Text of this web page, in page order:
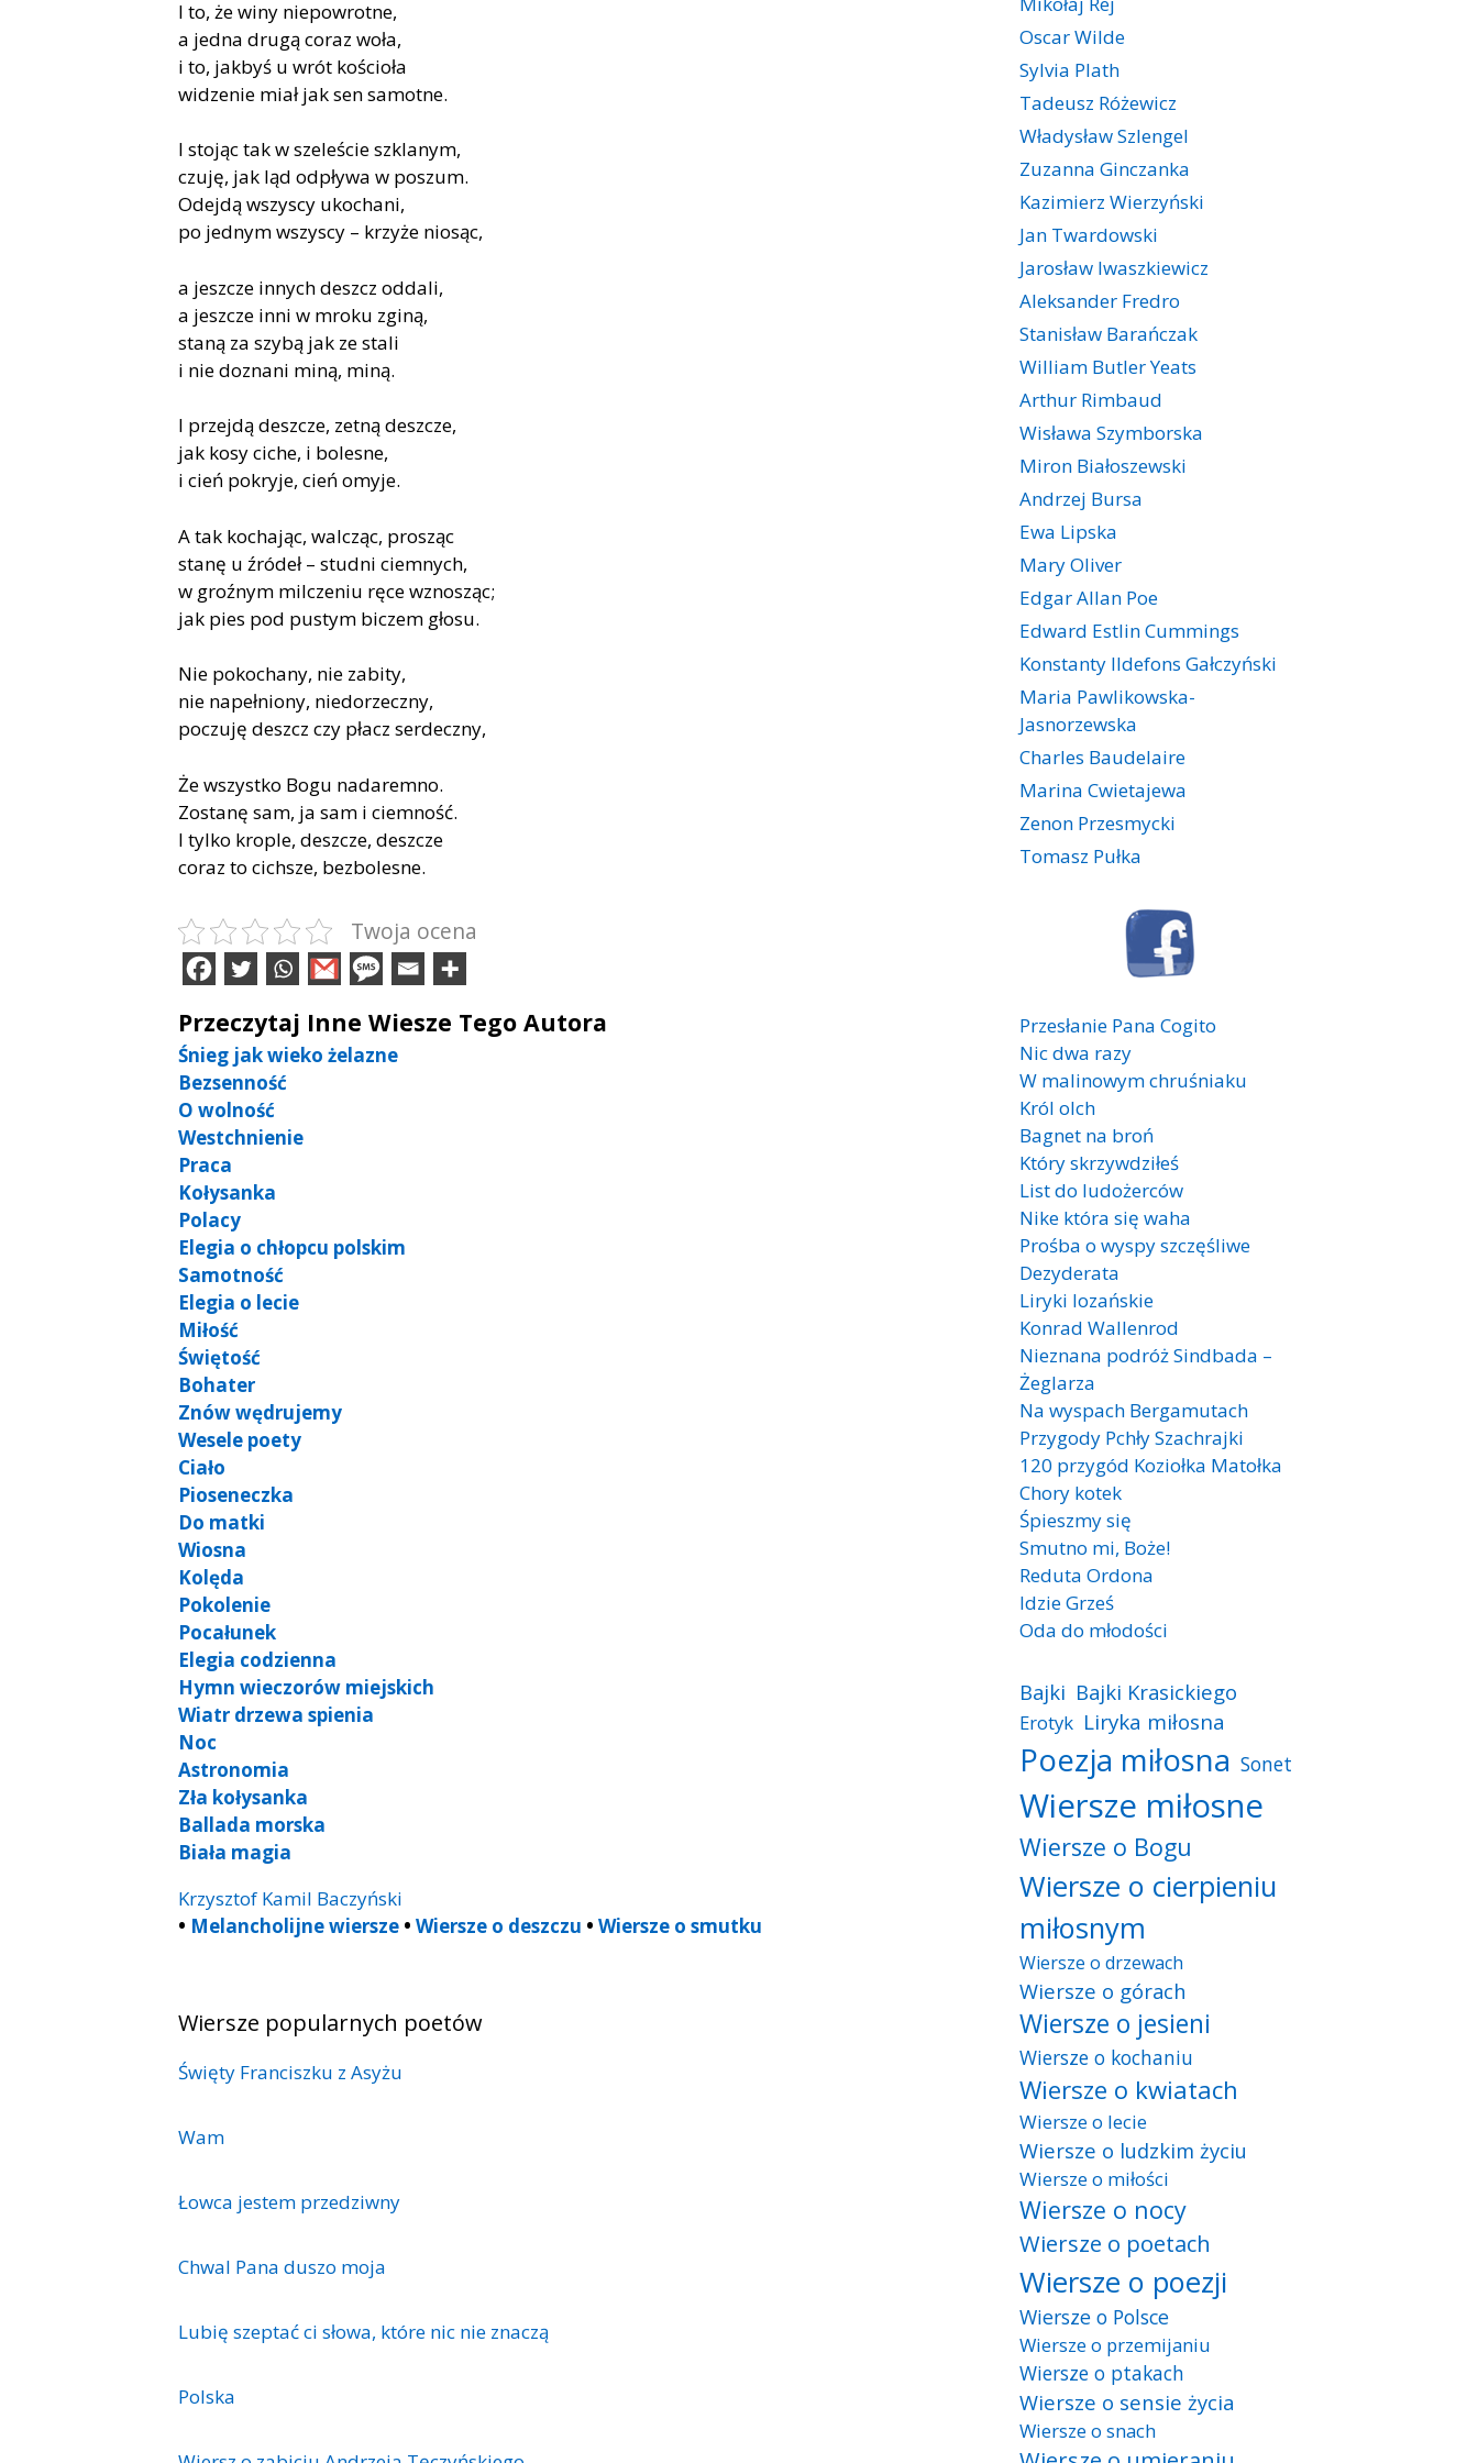
I to, że winy niepowrotne,
a jedna drugą coraz woła,
i to, jakbyś u wrót kościoła
widzenie miał jak sen samotne.
I stojąc tak w szeleście szklanym,
czuję, jak ląd odpływa w poszum.
Odejdą wszyscy ukochani,
po jednym wszyscy – krzyże niosąc,
a jeszcze innych deszcz oddali,
a jeszcze inni w mroku zginą,
staną za szybą jak ze stali
i nie doznani miną, miną.
I przejdą deszcze, zetną deszcze,
jak kosy ciche, i bolesne,
i cień pokryje, cień omyje.
A tak kochając, walcząc, prosząc
stanę u źródeł – studni ciemnych,
w groźnym milczeniu ręce wznosząc;
jak pies pod pustym biczem głosu.
Nie pokochany, nie zabity,
nie napełniony, niedorzeczny,
poczuję deszcz czy płacz serdeczny,
Że wszystko Bogu nadaremno.
Zostanę sam, ja sam i ciemność.
I tylko krople, deszcze, deszcze
coraz to cichsze, bezbolesne.
Twoja ocena
Przeczytaj Inne Wiesze Tego Autora
Śnieg jak wieko żelazne
Bezsenność
O wolność
Westchnienie
Praca
Kołysanka
Polacy
Elegia o chłopcu polskim
Samotność
Elegia o lecie
Miłość
Świętość
Bohater
Znów wędrujemy
Wesele poety
Ciało
Pioseneczka
Do matki
Wiosna
Kolęda
Pokolenie
Pocałunek
Elegia codzienna
Hymn wieczorów miejskich
Wiatr drzewa spienia
Noc
Astronomia
Zła kołysanka
Ballada morska
Biała magia
Krzysztof Kamil Baczyński
• Melancholijne wiersze • Wiersze o deszczu • Wiersze o smutku
Wiersze popularnych poetów
Święty Franciszku z Asyżu
Wam
Łowca jestem przedziwny
Chwal Pana duszo moja
Lubię szeptać ci słowa, które nic nie znaczą
Polska
Oscar Wilde
Sylvia Plath
Tadeusz Różewicz
Władysław Szlengel
Zuzanna Ginczanka
Kazimierz Wierzyński
Jan Twardowski
Jarosław Iwaszkiewicz
Aleksander Fredro
Stanisław Barańczak
William Butler Yeats
Arthur Rimbaud
Wisława Szymborska
Miron Białoszewski
Andrzej Bursa
Ewa Lipska
Mary Oliver
Edgar Allan Poe
Edward Estlin Cummings
Konstanty Ildefons Gałczyński
Maria Pawlikowska-
Jasnorzewska
Charles Baudelaire
Marina Cwietajewa
Zenon Przesmycki
Tomasz Pułka
Przesłanie Pana Cogito
Nic dwa razy
W malinowym chruśniaku
Król olch
Bagnet na broń
Który skrzywdziłeś
List do ludożerców
Nike która się waha
Prośba o wyspy szczęśliwe
Dezyderata
Liryki lozańskie
Konrad Wallenrod
Nieznana podróż Sindbada –
Żeglarza
Na wyspach Bergamutach
Przygody Pchły Szachrajki
120 przygód Koziołka Matołka
Chory kotek
Śpieszmy się
Smutno mi, Boże!
Reduta Ordona
Idzie Grześ
Oda do młodości
Bajki Bajki Krasickiego
Erotyk Liryka miłosna
Poezja miłosna Sonet
Wiersze miłosne
Wiersze o Bogu
Wiersze o cierpieniu
miłosnym
Wiersze o drzewach
Wiersze o górach
Wiersze o jesieni
Wiersze o kochaniu
Wiersze o kwiatach
Wiersze o lecie
Wiersze o ludzkim życiu
Wiersze o miłości
Wiersze o nocy
Wiersze o poetach
Wiersze o poezji
Wiersze o Polsce
Wiersze o przemijaniu
Wiersze o ptakach
Wiersze o sensie życia
Wiersze o snach